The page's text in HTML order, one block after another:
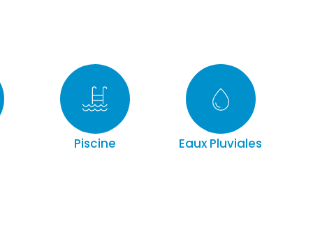
Piscine Eaux Pluviales